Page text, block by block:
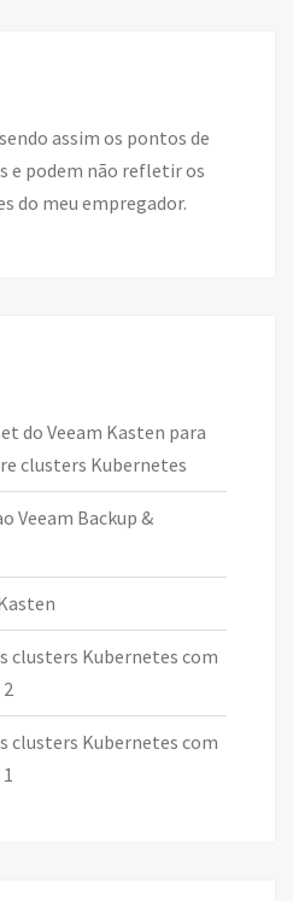
assim os pontos de
e podem não refletir os
do meu empregador.
do Veeam Kasten para
clusters Kubernetes
Veeam Backup &
clusters Kubernetes com
clusters Kubernetes com